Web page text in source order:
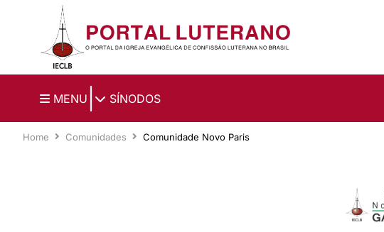
Ir para o conteúdo principal
MENU SÍNODOS
Home Comunidades Comunidade Novo Paris